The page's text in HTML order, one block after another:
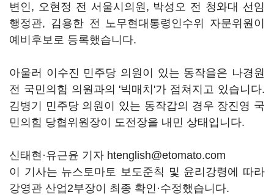
변인, 오현정 전 서울시의원, 박성오 전 청와대 선임
행정관, 김용한 전 노무현대통령인수위 자문위원이
예비후보로 등록했습니다.
아울러 이수진 민주당 의원이 있는 동작을은 나경원
전 국민의힘 의원과의 '빅매치'가 점쳐지고 있습니다.
김병기 민주당 의원이 있는 동작갑의 경우 장진영 국
민의힘 당협위원장이 도전장을 내민 상태입니다.
신태현·유근윤 기자 htenglish@etomato.com
이 기사는 뉴스토마토 보도준칙 및 윤리강령에 따라
강영관 산업2부장이 최종 확인·수정했습니다.